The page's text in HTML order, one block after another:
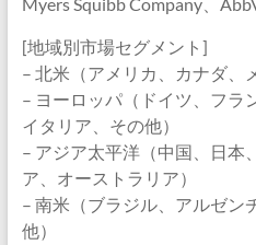
[地域別市場セグメント]
– 北米（アメリカ、カナダ、
– ヨーロッパ（ドイツ、フラ
イタリア、その他）
– アジア太平洋（中国、日本
ア、オーストラリア）
– 南米（ブラジル、アルゼン
他）